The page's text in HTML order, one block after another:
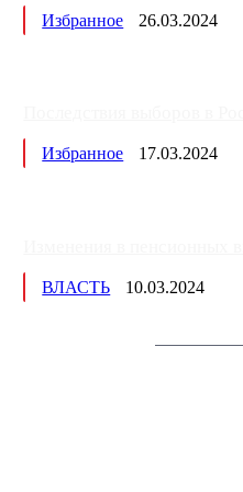
Избранное 26.03.2024
Избранное 17.03.2024
ВЛАСТЬ 10.03.2024